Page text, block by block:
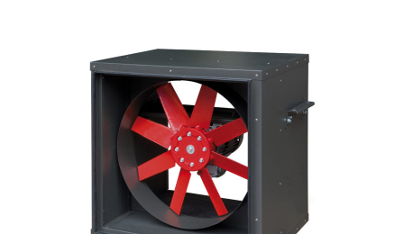
DETAILS